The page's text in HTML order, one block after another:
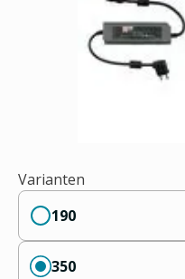
Varianten
190
350